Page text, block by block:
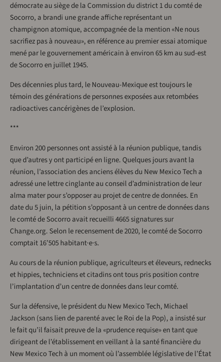
démocrate au siège de la Commission du district 1 du comté de
Socorro, a brandi une grande affiche représentant un
champignon atomique, accompagnée de la mention «Ne nous
sacrifiez pas à nouveau», en référence au premier essai atomique
mené par le gouvernement américain à environ 65 km au sud-est
de Socorro en juillet 1945.
Des décennies plus tard, le Nouveau-Mexique est toujours le
témoin des générations de personnes exposées aux retombées
radioactives cancérigènes de l’explosion.
***
Environ 200 personnes ont assisté à la réunion publique, tandis
que d’autres y ont participé en ligne. Quelques jours avant la
réunion, l’association des anciens élèves du New Mexico Tech a
adressé une lettre cinglante au conseil d’administration de leur
alma mater pour s’opposer au projet de centre de données. En
date du 5 juin, la pétition s’opposant à un centre de données dans
le comté de Socorro avait recueilli 4665 signatures sur
Change.org. Selon le recensement de 2020, le comté de Socorro
comptait 16’505 habitant·e·s.
Au cours de la réunion publique, agriculteurs et éleveurs, rednecks
et hippies, techniciens et citadins ont tous pris position contre
l’implantation d’un centre de données dans leur comté.
Sur la défensive, le président du New Mexico Tech, Michael
Jackson (sans lien de parenté avec le Roi de la Pop), a insisté sur
le fait qu’il faisait preuve de la «prudence requise» en tant que
dirigeant de l’établissement en veillant à la santé financière du
New Mexico Tech à un moment où l’assemblée législative de l’État